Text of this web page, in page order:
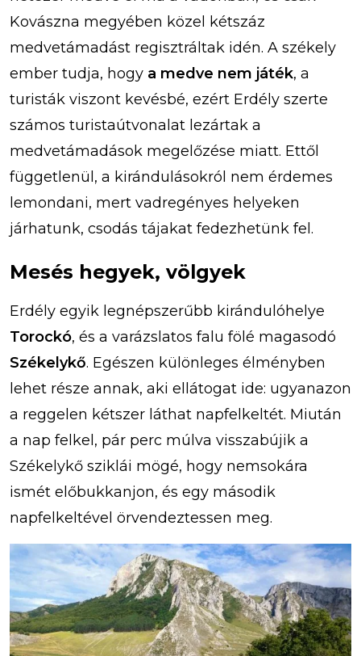
Kovászna megyében közel kétszáz
medvetámadást regisztráltak idén. A székely
ember tudja, hogy a medve nem játék, a
turisták viszont kevésbé, ezért Erdély szerte
számos turistaútvonalat lezártak a
medvetámadások megelőzése miatt. Ettől
függetlenül, a kirándulásokról nem érdemes
lemondani, mert vadregényes helyeken
járhatunk, csodás tájakat fedezhetünk fel.
Mesés hegyek, völgyek
Erdély egyik legnépszerűbb kirándulóhelye
Torockó, és a varázslatos falu fölé magasodó
Székelykő. Egészen különleges élményben
lehet része annak, aki ellátogat ide: ugyanazon
a reggelen kétszer láthat napfelkeltét. Miután
a nap felkel, pár perc múlva visszabújik a
Székelykő sziklái mögé, hogy nemsokára
ismét előbukkanjon, és egy második
napfelkeltével örvendeztessen meg.